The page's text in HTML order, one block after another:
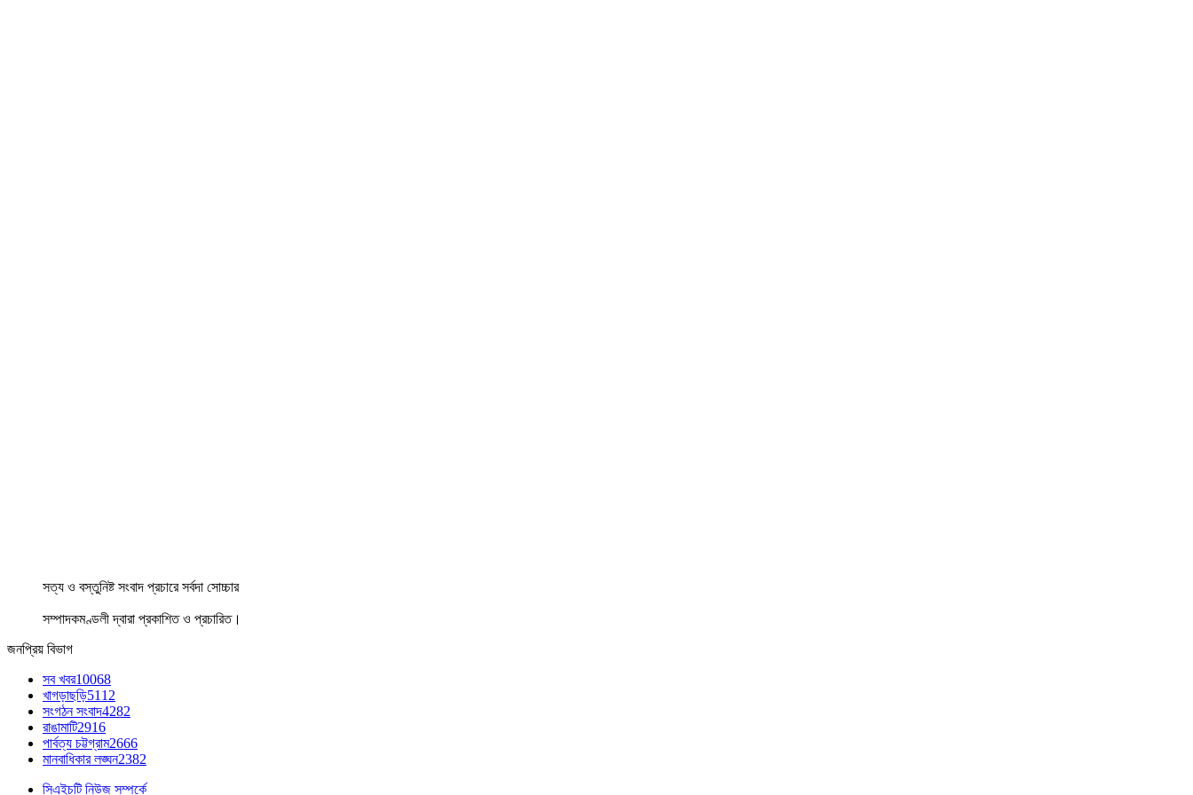
সত্য ও বস্তুনিষ্ট সংবাদ প্রচারে সর্বদা সোচ্চার
সম্পাদকমণ্ডলী দ্বারা প্রকাশিত ও প্রচারিত।
জনপ্রিয় বিভাগ
সব খবর10068
খাগড়াছড়ি5112
সংগঠন সংবাদ4282
রাঙামাটি2916
পার্বত্য চট্টগ্রাম2666
মানবাধিকার লঙ্ঘন2382
সিএইচটি নিউজ সম্পর্কে